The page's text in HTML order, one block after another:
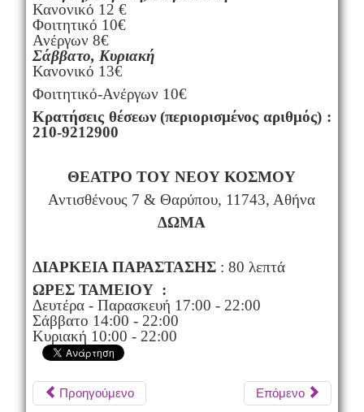
Κανονικό 12 €
Φοιτητικό 10€
Ανέργων 8€
Σάββατο, Κυριακή
Κανονικό 13€
Φοιτητικό-Ανέργων 10€
Κρατήσεις θέσεων (περιορισμένος αριθμός) :
210-9212900
ΘΕΑΤΡΟ ΤΟΥ ΝΕΟΥ ΚΟΣΜΟΥ
Αντισθένους 7 & Θαρύπου, 11743, Αθήνα
ΔΩΜΑ
ΔΙΑΡΚΕΙΑ ΠΑΡΑΣΤΑΣΗΣ : 80 λεπτά
ΩΡΕΣ ΤΑΜΕΙΟΥ :
Δευτέρα - Παρασκευή 17:00 - 22:00
Σάββατο 14:00 - 22:00
Κυριακή 10:00 - 22:00
Προηγούμενο Επόμενο